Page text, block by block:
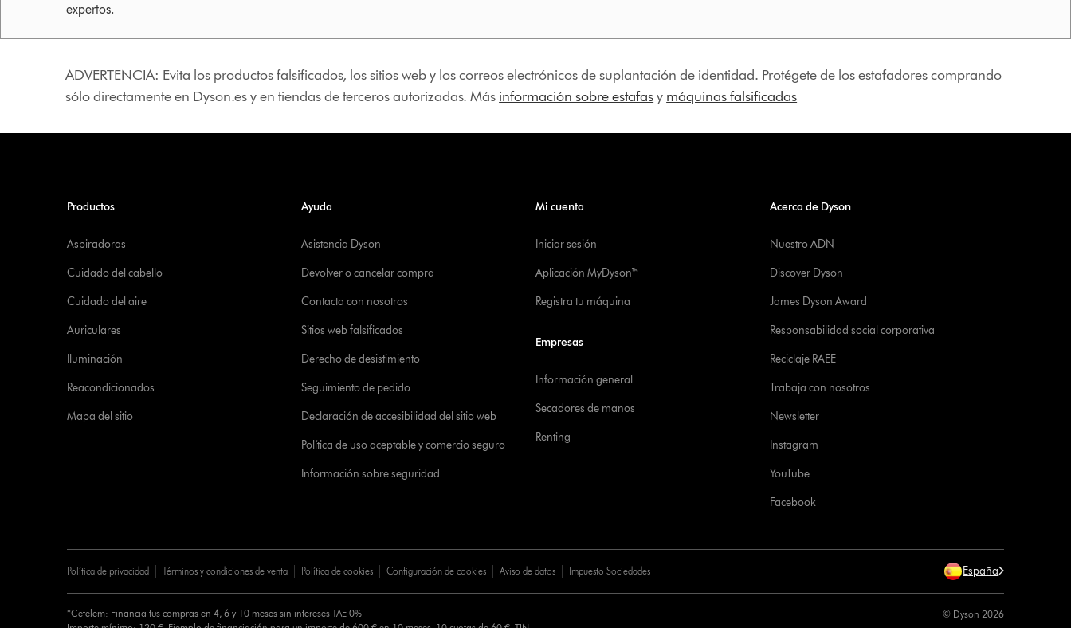
expertos.
ADVERTENCIA: Evita los productos falsificados, los sitios web y los correos electrónicos de suplantación de identidad. Protégete de los estafadores comprando
sólo directamente en Dyson.es y en tiendas de terceros autorizadas. Más información sobre estafasy máquinas falsificadas
Productos
Aspiradoras
Cuidado del cabello
Cuidado del aire
Auriculares
Iluminación
Reacondicionados
Mapa del sitio
Ayuda
Asistencia Dyson
Devolver o cancelar compra
Contacta con nosotros
Sitios web falsificados
Derecho de desistimiento
Seguimiento de pedido
Declaración de accesibilidad del sitio web
Política de uso aceptable y comercio seguro
Información sobre seguridad
Mi cuenta
Iniciar sesión
Aplicación MyDyson™
Registra tu máquina
Empresas
Información general
Secadores de manos
Renting
Acerca de Dyson
Nuestro ADN
Discover Dyson
James Dyson Award
Responsabilidad social corporativa
Reciclaje RAEE
Trabaja con nosotros
Newsletter
Instagram
YouTube
Facebook
Política de privacidad Términos y condiciones de venta Política de cookies Configuración de cookies Aviso de datos Impuesto Sociedades España
*Cetelem: Financia tus compras en 4, 6 y 10 meses sin intereses TAE 0%
© Dyson 2026